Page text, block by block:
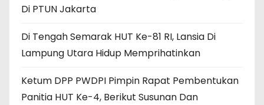
Di PTUN Jakarta
Di Tengah Semarak HUT Ke-81 RI, Lansia Di
Lampung Utara Hidup Memprihatinkan
Ketum DPP PWDPI Pimpin Rapat Pembentukan
Panitia HUT Ke-4, Berikut Susunan Dan